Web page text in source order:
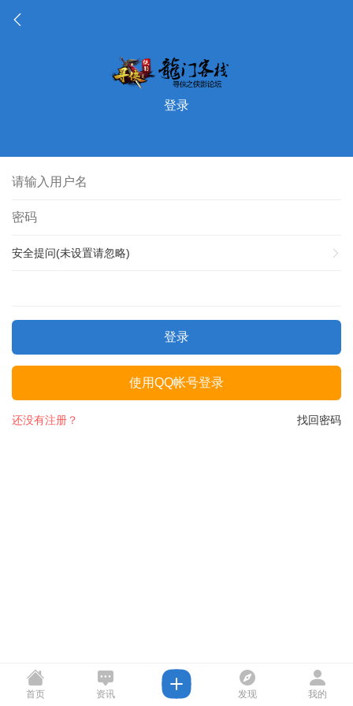
登录
安全提问(未设置请忽略)
登录
使用QQ帐号登录
找回密码
还没有注册？
首页 资讯 发现 我的